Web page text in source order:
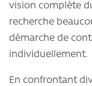
vision complète
recherche
démarche de
individuellement.
En confrontant